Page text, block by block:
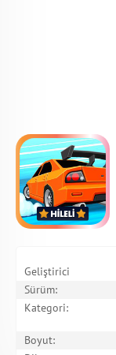
Geliştirici
Sürüm:
Kategori:
Boyut: